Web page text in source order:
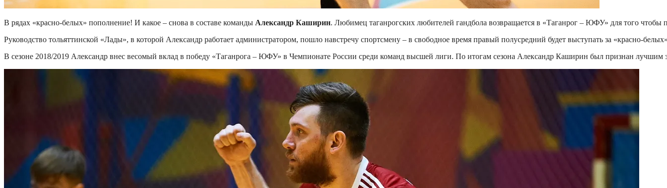
В рядах «красно-белых» пополнение! И какое – снова в составе команды Александр Каширин. Любимец таганрогских любителей гандбола возвращается в «Таганрог – ЮФУ» для того
Руководство тольяттинской «Лады», в которой Александр работает администратором, пошло навстречу спортсмену – в свободное время правый полусредний будет выступать за «красно-
В сезоне 2018/2019 Александр внес весомый вклад в победу «Таганрога – ЮФУ» в Чемпионате России среди команд высшей лиги. По итогам сезона Александр Каширин был признан